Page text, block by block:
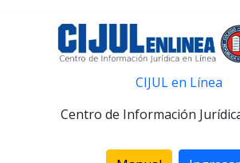
CIJUL en Línea
Centro de Información